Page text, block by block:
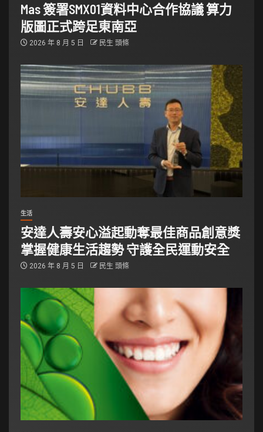
Mas 簽署SMX01資料中心合作協議 算力
版圖正式跨足東南亞
2026 年 8 月 5 日 民生 頭條
生活
安達人壽安心溢起動奪最佳商品創意獎
掌握健康生活趨勢 守護全民運動安全
2026 年 8 月 5 日 民生 頭條